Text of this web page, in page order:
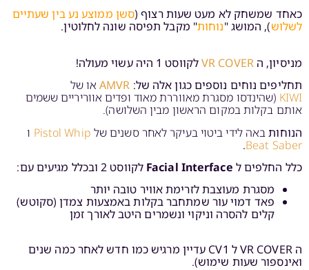
כאחד שמשחק לא מעט שעות רצוף (סשן ממוצע נע בין שעתיים
לשלוש), המושג "נוחות" מקבל תפיסה שונה לחלוטין.
מניסיון, הVR COVERלקווסט 1 היה עשוי מעולה!
תחליפים נוחים נוספים כגון אלה של: AMVR או של
KIWI (שהינדסו מסגרת מאווררת מאוד ופדים אווריריים ששמים
אותם בקלות במקום הראשון מבין השלושה).
הנוחותבאה לידי ביטוי בעיקר לאחר סשנים של Pistol Whip ו
Beat Saber
.
כלל החלפים ל Facial Interface לקווסט 2 ובכלל מגיעים עם:
מסגרת מעוצבת לזרימת אוויר טובה יותר
פאד דמוי עור שמתחבר בקלות באמצעות צמדן (סקוטש)
קלים להסרה וניקוי ונשמרים היטב לאורך זמן
ה VR COVER ל CV1 עדיין מרגיש כמו חדש לאחר כמה שנים
ואינספור שעות שימוש).